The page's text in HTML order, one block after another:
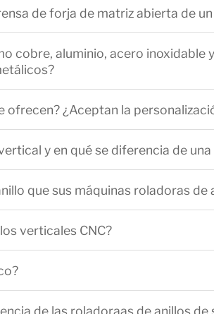
de forja de matriz abierta de
cobre, aluminio, acero inoxidable
ofrecen? ¿Aceptan la
y en qué se diferencia de
que sus máquinas roladoras de
verticales CNC?